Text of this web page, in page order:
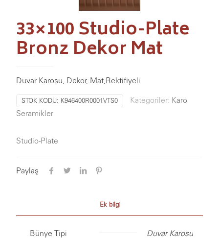
33×100 Studio-Plate
Bronz Dekor Mat
Duvar Karosu, Dekor, Mat,Rektifiyeli
STOK KODU: K946400R0001VTS0 Kategoriler: Karo
Seramikler
Studio-Plate
Paylaş
Ek bilgi
Bünye Tipi Duvar Karosu